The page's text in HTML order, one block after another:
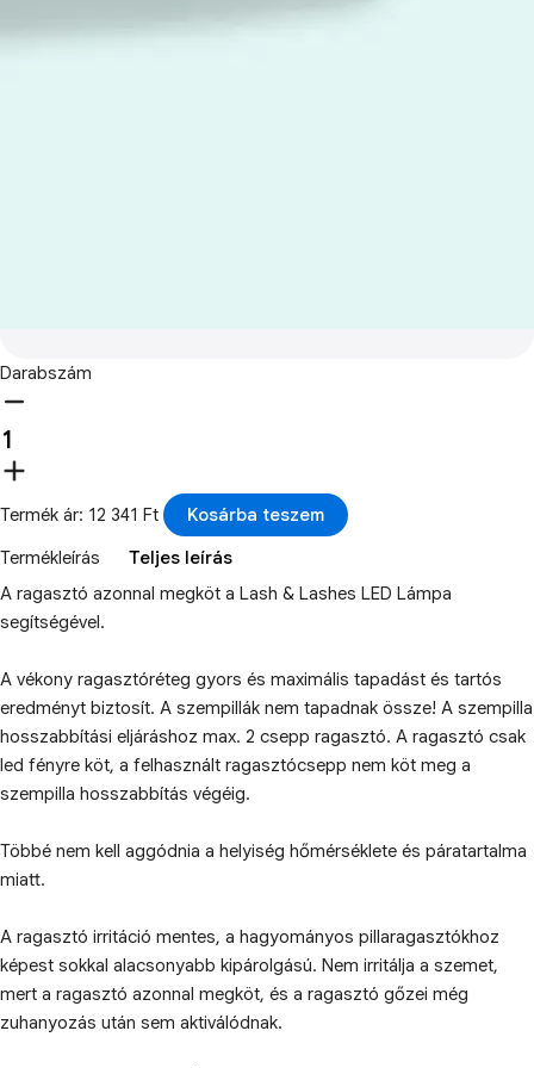
Darabszám
Termék ár: 12 341 Ft
Kosárba teszem
Termékleírás
Teljes leírás
A ragasztó azonnal megköt a Lash & Lashes LED Lámpa
segítségével.
A vékony ragasztóréteg gyors és maximális tapadást és tartós
eredményt biztosít. A szempillák nem tapadnak össze! A szempilla
hosszabbítási eljáráshoz max. 2 csepp ragasztó. A ragasztó csak
led fényre köt, a felhasznált ragasztócsepp nem köt meg a
szempilla hosszabbítás végéig.
Többé nem kell aggódnia a helyiség hőmérséklete és páratartalma
miatt.
A ragasztó irritáció mentes, a hagyományos pillaragasztókhoz
képest sokkal alacsonyabb kipárolgású. Nem irritálja a szemet,
mert a ragasztó azonnal megköt, és a ragasztó gőzei még
zuhanyozás után sem aktiválódnak.